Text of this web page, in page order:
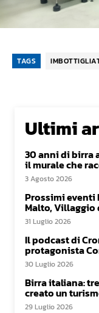
TAGS
Ultimi
30 anni di birra
il murale che
3 Agosto 2026
Prossimi eventi
Malto, Villaggio
31 Luglio 2026
Il podcast di
protagonista
30 Luglio 2026
Birra italiana:
creato un
29 Luglio 2026